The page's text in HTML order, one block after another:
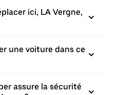
ici, LA Vergne,
une voiture dans ce
assure la sécurité